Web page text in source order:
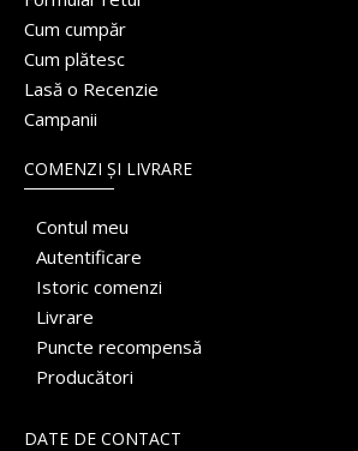
Cum cumpăr
Cum plătesc
Lasă o Recenzie
Campanii
COMENZI ȘI LIVRARE
Contul meu
Autentificare
Istoric comenzi
Livrare
Puncte recompensă
Producători
DATE DE CONTACT